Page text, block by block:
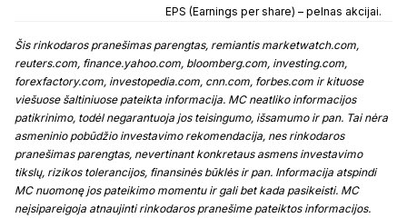
EPS (Earnings per share) – pelnas akcijai.
Šis rinkodaros pranešimas parengtas, remiantis marketwatch.com,
reuters.com, finance.yahoo.com, bloomberg.com, investing.com,
forexfactory.com, investopedia.com, cnn.com, forbes.com ir kituose
viešuose šaltiniuose pateikta informacija. MC neatliko informacijos
patikrinimo, todėl negarantuoja jos teisingumo, išsamumo ir pan. Tai nėra
asmeninio pobūdžio investavimo rekomendacija, nes rinkodaros
pranešimas parengtas, nevertinant konkretaus asmens investavimo
tikslų, rizikos tolerancijos, finansinės būklės ir pan. Informacija atspindi
MC nuomonę jos pateikimo momentu ir gali bet kada pasikeisti. MC
neįsipareigoja atnaujinti rinkodaros pranešime pateiktos informacijos.